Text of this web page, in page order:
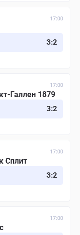
17:00
3:2
17:00
Галлен 1879
3:2
17:00
Сплит
3:2
17:00